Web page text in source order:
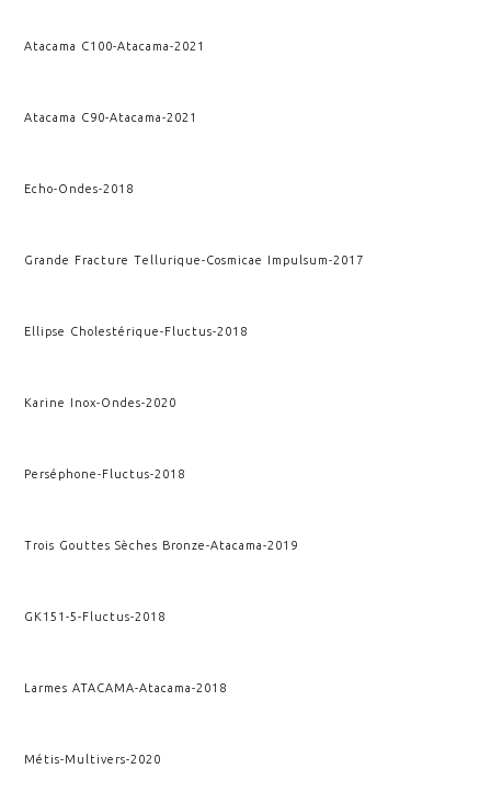
Atacama C100-Atacama-2021
Atacama C90-Atacama-2021
Echo-Ondes-2018
Grande Fracture Tellurique-Cosmicae Impulsum-2017
Ellipse Cholestérique-Fluctus-2018
Karine Inox-Ondes-2020
Perséphone-Fluctus-2018
Trois Gouttes Sèches Bronze-Atacama-2019
GK151-5-Fluctus-2018
Larmes ATACAMA-Atacama-2018
Métis-Multivers-2020